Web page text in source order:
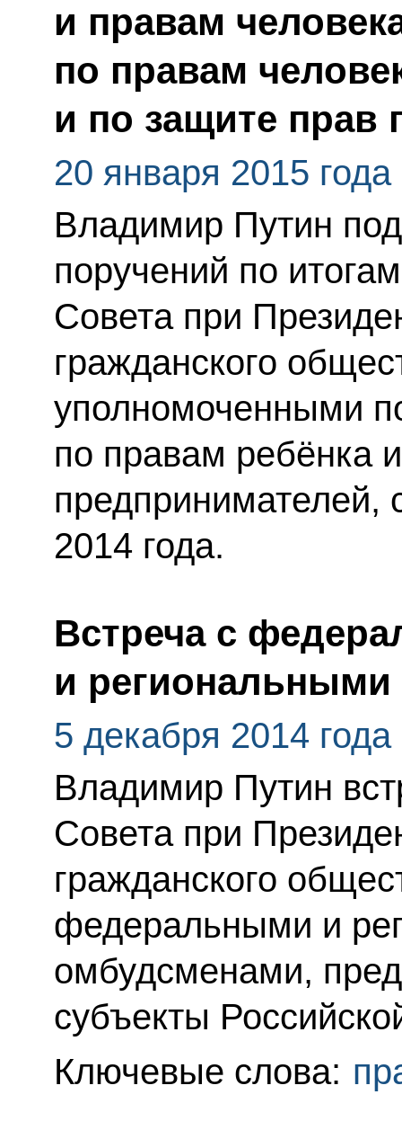
и правам
по правам
и по защите прав
20 января 2015 года
Владимир Путин
поручений по
Совета при
гражданского
уполномоченными
по правам ребёнка
предпринимателей,
2014 года.
Встреча с
и
5 декабря 2014 года
Владимир Путин
Совета при
гражданского
федеральными и
омбудсменами,
субъекты
Ключевые слова: